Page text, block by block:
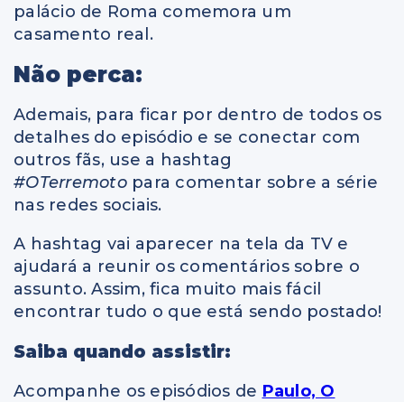
palácio de Roma comemora um
casamento real.
Não perca:
Ademais, para ficar por dentro de todos os
detalhes do episódio e se conectar com
outros fãs, use a hashtag
#OTerremoto para comentar sobre a série
nas redes sociais.
A hashtag vai aparecer na tela da TV e
ajudará a reunir os comentários sobre o
assunto. Assim, fica muito mais fácil
encontrar tudo o que está sendo postado!
Saiba quando assistir:
Acompanhe os episódios de Paulo, O